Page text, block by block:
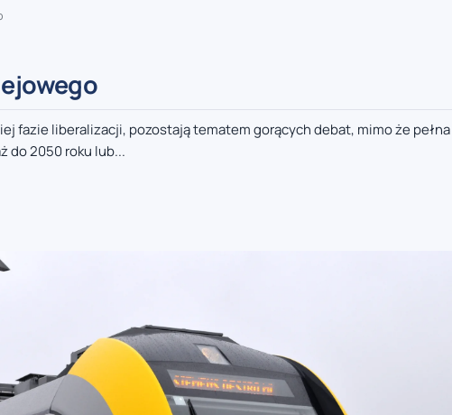
fazie liberalizacji, pozostają tematem gorących debat, mimo że pełna
do 2050 roku lub...